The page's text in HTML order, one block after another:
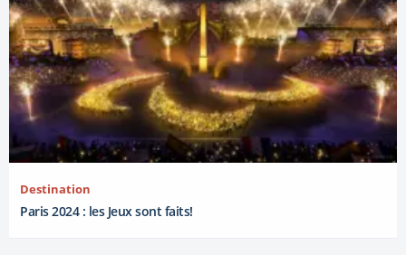
Destination
Paris 2024 : les Jeux sont faits!